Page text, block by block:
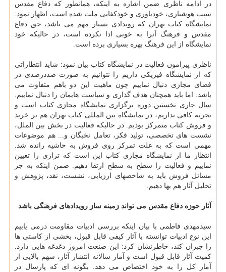
در ادامه ناظری ضمن اشاره به اینکه، همانطور که دفاع مقدس
سبب هوشیاری، خودباوری و خودکفایی ملت شده است، اظهار نمود:
نمایشگاه کتاب تهران که رویدادی بسیار مهم می باشد، حق دفاع
مقدس و فرهنگ آنرا به خوبی ادا نکرده است، در حالیکه خود
نمایشگاه از این فرهنگ بهره بسیاری برده است.
ناظری پیرامون فعالیت در نمایشگاه کتاب بیان نمود: شاید انتظاراتی
که از نمایشگاه فیزیکی داریم را نتوانیم به صورت صددرصدی در
فضای مجازی دنبال نماییم چون ماهیت این دو باهم متفاوت می
باشد. اما باید همچنان هدف گذاری و سیاست هایمان را دنبال نماییم.
سال جاری نخستین دوره برگزاری نمایشگاه مجازی کتاب است و
تجربه کافی نداریم، در نمایشگاه بین المللی کتاب تهران هم بر خرید
و فروش کتاب متمرکز بودیم. در حالیکه فعالیت در بخش بین الملل،
نشست های تخصصی، تولید فکر، تعامل نخبگان و... هم موضوعات
مهمی است که به علت تمرکز روی فروش به حاشیه رانده شد.
انتظار ما از نمایشگاه مجازی کتاب این است که ترازی را تعیین
نماییم و فعالیت را سطح به سطح ارتقا دهیم. ضمن اینکه به جز
مسائل فروش باید به شاخصهای ارزیابی، نشست، نقد، پژوهش و
تحلیل آثار هم بها دهیم.
آثار حوزه دفاع مقدس می تواند زمینه ساز رویدادهای فرهنگی باشد
سیدمهدی فاطمی با بیان اینکه بررسی ادبیات مقاومت درمی یابیم
این نوع ادبیات توانسته با آثار کیفی قابل قبول، بخشی از کاستی ها
را جبران کند، خاطرنشان کرد: این صنعت امروز دغدغه هایی دارد.
کمیت آثار قابل قبول است و آمار سالانه انتشار آثار، سهم بالایی از
آمار کل را به خود اختصاص می دهد. بگونه ای که پارسال در